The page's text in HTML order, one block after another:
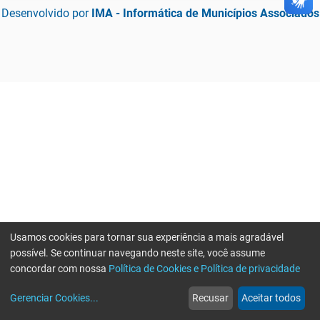
Desenvolvido por IMA - Informática de Municípios Associados
web
Notícias
more_horiz
Mais
Usamos cookies para tornar sua experiência a mais agradável
possível. Se continuar navegando neste site, você assume
concordar com nossa Política de Cookies e Política de privacidade
Gerenciar Cookies... Recusar Aceitar todos